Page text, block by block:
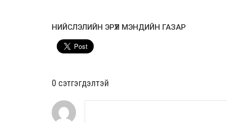
НИЙСЛЭЛИЙН ЭРҮҮЛ МЭНДИЙН ГАЗАР
0 cэтгэгдэлтэй